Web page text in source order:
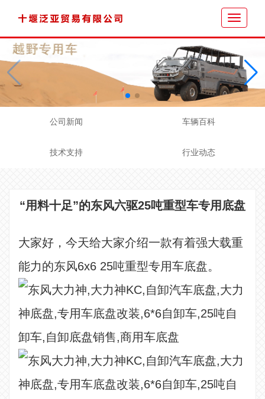
Toggle
公司新闻 车辆百科
技术支持 行业动态
“用料十足”的东风六驱25吨重型车专用底盘
大家好，今天给大家介绍一款有着强大载重
能力的东风6x6 25吨重型专用车底盘。